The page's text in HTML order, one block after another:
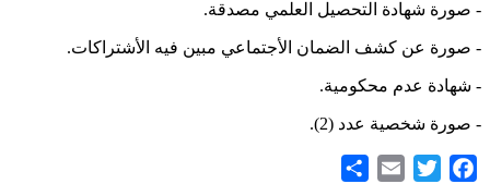
- صورة شهادة التحصيل العلمي مصدقة.
- صورة عن كشف الضمان الأجتماعي مبين فيه الأشتراكات.
- شهادة عدم محكومية.
- صورة شخصية عدد (2).
Facebook
Twitter
Email